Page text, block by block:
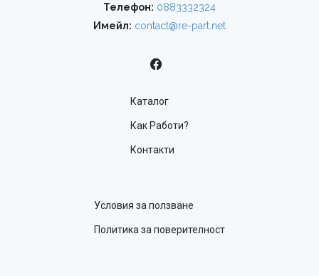
Телефон: 0883332324
Имейл: contact@re-part.net
Каталог
Как Работи?
Контакти
Условия за ползване
Политика за поверителност